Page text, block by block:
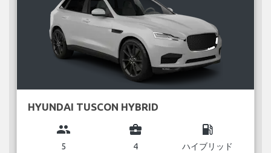
HYUNDAI TUSCON HYBRID
group
5
business_center
4
local_gas_station
ハイブリッド